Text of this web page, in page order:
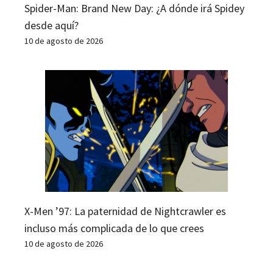
Spider-Man: Brand New Day: ¿A dónde irá Spidey
desde aquí?
10 de agosto de 2026
X-Men ’97: La paternidad de Nightcrawler es
incluso más complicada de lo que crees
10 de agosto de 2026